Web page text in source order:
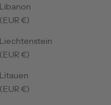
Libanon
(EUR €)
Liechtenstein
(EUR €)
Litauen
(EUR €)